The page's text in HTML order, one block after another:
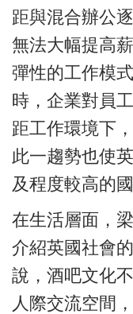
距與混合辦公
無法大幅提高
彈性的工作模
時，企業對員
距工作環境下
此一趨勢也使
及程度較高的國
在生活層面，
介紹英國社會
說，酒吧文化
人際交流空間